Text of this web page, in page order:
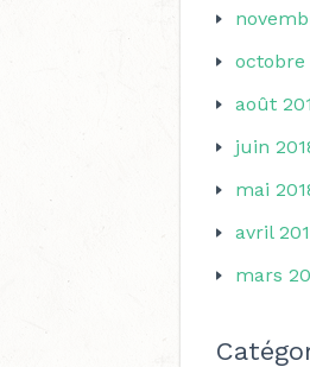
octobre
août
juin
mai
avril
mars